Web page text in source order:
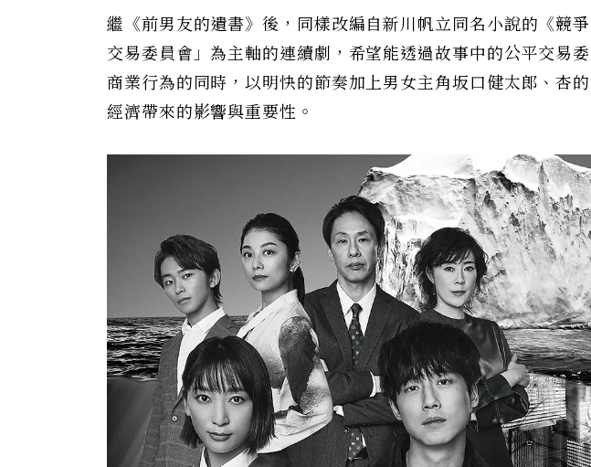
繼《前男友的遺書》後，同樣改編自新川帆立同名小說的《競
交易委員會」為主軸的連續劇，希望能透過故事中的公平交易
商業行為的同時，以明快的節奏加上男女主角坂口健太郎、杏
經濟帶來的影響與重要性。